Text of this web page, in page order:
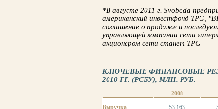
*В августе 2011 г. Svoboda
американский инвестфонд TPG,
соглашение о продаже и
управляющей компании сети
акционером сети станет TPG
КЛЮЧЕВЫЕ ФИНАНСОВЫЕ
2010 ГГ. (РСБУ), МЛН. РУБ.
2008
Выручка
53 163